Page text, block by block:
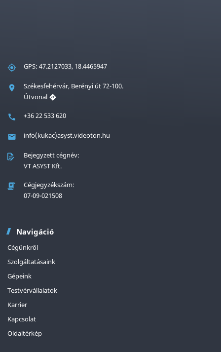
GPS: 47.2127033, 18.4465947
Székesfehérvár, Berényi út 72-100.
Útvonal
+36 22 533 620
info(kukac)asyst.videoton.hu
Bejegyzett cégnév:
VT ASYST Kft.
Cégjegyzékszám:
07-09-021508
Navigáció
Cégünkről
Szolgáltatásaink
Gépeink
Testvérvállalatok
Karrier
Kapcsolat
Oldaltérkép